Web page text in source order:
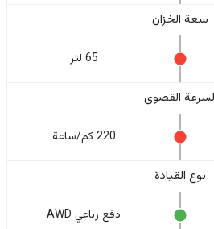
سعة الخزان
65 لتر
القصوى
220 كم/ساعة
نوع القيادة
دفع رباعي AWD